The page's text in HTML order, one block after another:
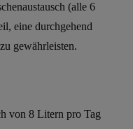
(alle 6
eine durchgehend
gewährleisten.
von 8 Litern pro Tag